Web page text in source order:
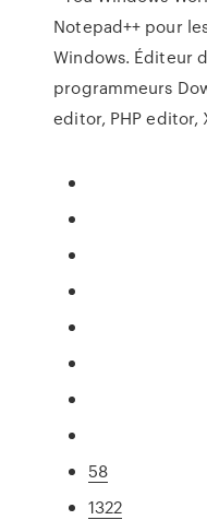
Notepad++ pour
Windows. Éditeur
programmeurs
editor, PHP editor,
58
1322